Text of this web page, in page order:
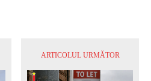
ARTICOLUL URMĂTOR